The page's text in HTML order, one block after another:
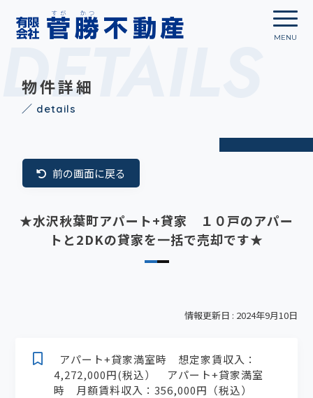
物件詳細
／ details
DETAILS
前の画面に戻る
★水沢秋葉町アパート+貸家 １０戸のアパー
トと2DKの貸家を一括で売却です★
情報更新日 : 2024年9月10日
アパート+貸家満室時 想定家賃収入：
4,272,000円(税込） アパート+貸家満室
時 月額賃料収入：356,000円（税込）